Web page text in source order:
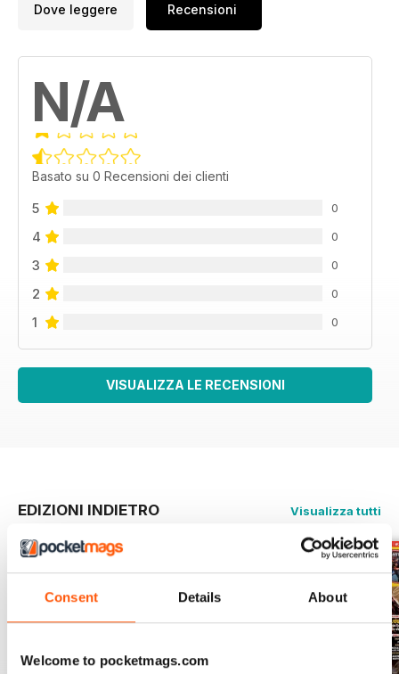
Consent Details About
Welcome to pocketmags.com
Dove leggere Recensioni
N/A
Basato su 0 Recensioni dei clienti
5 0
4 0
3 0
2 0
1 0
VISUALIZZA LE RECENSIONI
EDIZIONI INDIETRO Visualizza tutti